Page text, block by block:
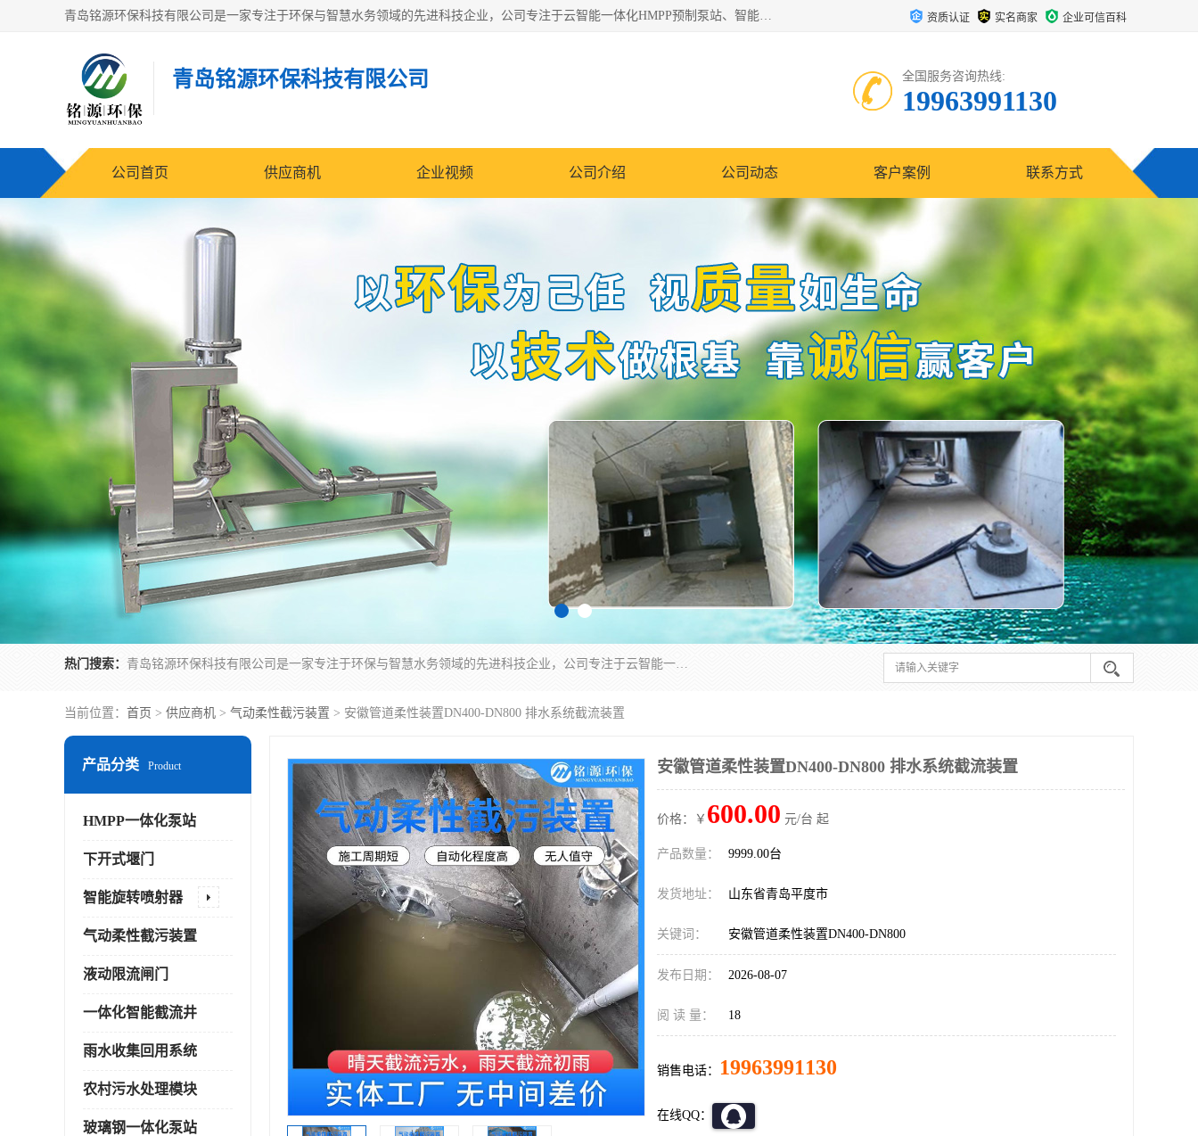
青岛铭源环保科技有限公司是一家专注于环保与智慧水务领域的先进科技企业，公司专注于云智能一体化HMPP预制泵站、智能截流井设备、调蓄池雨洪管理设备、水务循环利用、云智慧水务开发及新型环保技术研发等领域。 资质认证 实名商家 企业可信百科
青岛铭源环保科技有限公司 全国服务咨询热线:
19963991130
公司首页 供应商机 企业视频 公司介绍 公司动态 客户案例 联系方式
热门搜索： 青岛铭源环保科技有限公司是一家专注于环保与智慧水务领域的先进科技企业，公司专注于云智能一体化HMPP预制泵站、智能截流井设备、调蓄池雨洪管理设备、水务循环利用、云智慧水务开发及新型环保技术研发等领域。
当前位置： 首页 > 供应商机 > 气动柔性截污装置 > 安徽管道柔性装置DN400-DN800 排水系统截流装置
产品分类 Product
HMPP一体化泵站
下开式堰门
智能旋转喷射器
气动柔性截污装置
液动限流闸门
一体化智能截流井
雨水收集回用系统
农村污水处理模块
玻璃钢一体化泵站
安徽管道柔性装置DN400-DN800 排水系统截流装置
价格：￥ 600.00 元/台 起
产品数量： 9999.00台
发货地址： 山东省青岛平度市
关键词： 安徽管道柔性装置DN400-DN800
发布日期： 2026-08-07
阅 读 量： 18
销售电话： 19963991130
在线QQ：